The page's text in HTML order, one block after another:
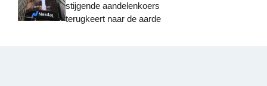
stijgende aandelenkoers
terugkeert naar de aarde